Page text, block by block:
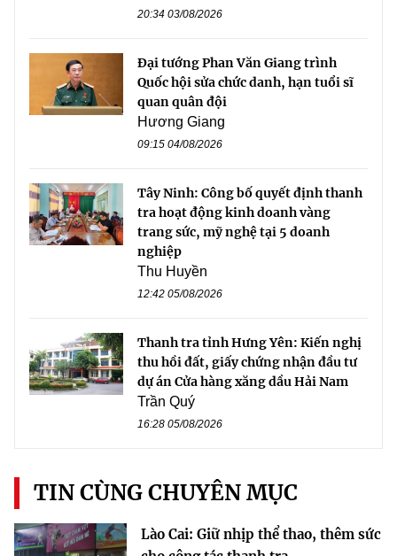
20:34 03/08/2026
Đại tướng Phan Văn Giang trình
Quốc hội sửa chức danh, hạn tuổi sĩ
quan quân đội
Hương Giang
09:15 04/08/2026
Tây Ninh: Công bố quyết định thanh
tra hoạt động kinh doanh vàng
trang sức, mỹ nghệ tại 5 doanh
nghiệp
Thu Huyền
12:42 05/08/2026
Thanh tra tỉnh Hưng Yên: Kiến nghị
thu hồi đất, giấy chứng nhận đầu tư
dự án Cửa hàng xăng dầu Hải Nam
Trần Quý
16:28 05/08/2026
TIN CÙNG CHUYÊN MỤC
Lào Cai: Giữ nhịp thể thao, thêm sức